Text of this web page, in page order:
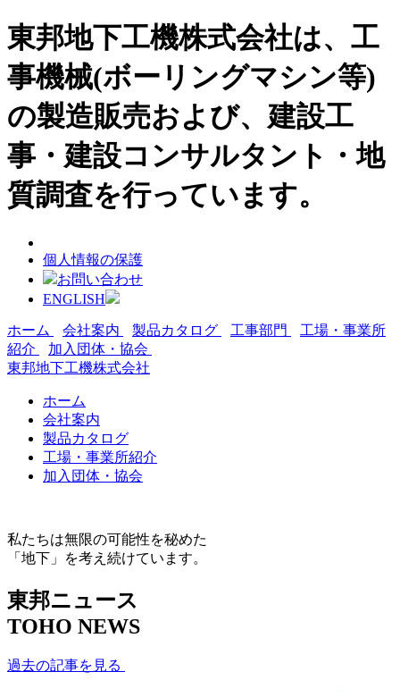
東邦地下工機株式会社は、工
事機械(ボーリングマシン等)
の製造販売および、建設工
事・建設コンサルタント・地
質調査を行っています。
個人情報の保護
お問い合わせ
ENGLISH
ホーム 会社案内 製品カタログ 工事部門
工場・事業所
紹介
加入団体・協会
東邦地下工機株式会社
ホーム
会社案内
製品カタログ
工場・事業所紹介
加入団体・協会
私たちは無限の可能性を秘めた
「地下」を考え続けています。
東邦ニュース
TOHO NEWS
過去の記事を見る